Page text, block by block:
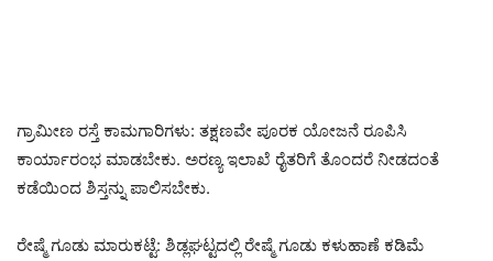
ಗ್ರಾಮೀಣ ರಸ್ತೆ ಕಾಮಗಾರಿಗಳು: ತಕ್ಷಣವೇ ಪೂರಕ ಯೋಜನೆ ರೂಪಿಸಿ
ಕಾರ್ಯಾರಂಭ ಮಾಡಬೇಕು. ಅರಣ್ಯ ಇಲಾಖೆ ರೈತರಿಗೆ ತೊಂದರೆ ನೀಡದಂತೆ
ಕಡೆಯಿಂದ ಶಿಸ್ತನ್ನು ಪಾಲಿಸಬೇಕು.
ರೇಷ್ಮೆ ಗೂಡು ಮಾರುಕಟ್ಟೆ: ಶಿಡ್ಲಘಟ್ಟದಲ್ಲಿ ರೇಷ್ಮೆ ಗೂಡು ಕಳುಹಾಣೆ ಕಡಿಮೆ